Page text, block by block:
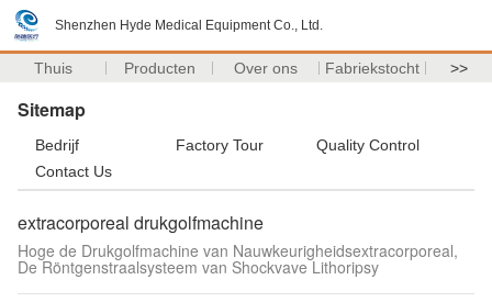
Shenzhen Hyde Medical Equipment Co., Ltd.
Thuis Producten Over ons Fabriekstocht >>
Sitemap
Bedrijf Factory Tour
Quality Control
Contact Us
extracorporeal drukgolfmachine
Hoge de Drukgolfmachine van Nauwkeurigheidsextracorporeal,
De Röntgenstraalsysteem van Shockvave Lithoripsy